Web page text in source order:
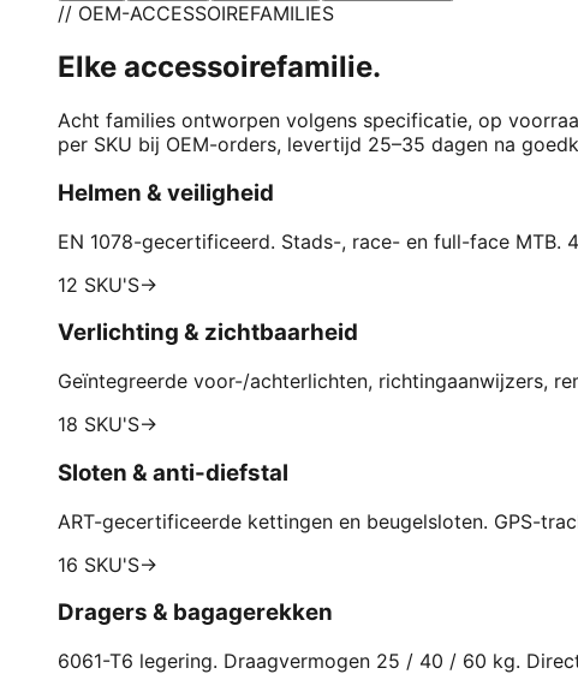
// OEM-ACCESSOIREFAMILIES
Elke accessoirefamilie.
Acht families ontworpen volgens specificatie, op
per SKU bij OEM-orders, levertijd 25–35 dagen na
Helmen & veiligheid
EN 1078-gecertificeerd. Stads-, race- en full-face MTB.
12 SKU'S→
Verlichting & zichtbaarheid
Geïntegreerde voor-/achterlichten, richtingaanwijzers,
18 SKU'S→
Sloten & anti-diefstal
ART-gecertificeerde kettingen en beugelsloten. GPS-
16 SKU'S→
Dragers & bagagerekken
6061-T6 legering. Draagvermogen 25 / 40 / 60 kg.